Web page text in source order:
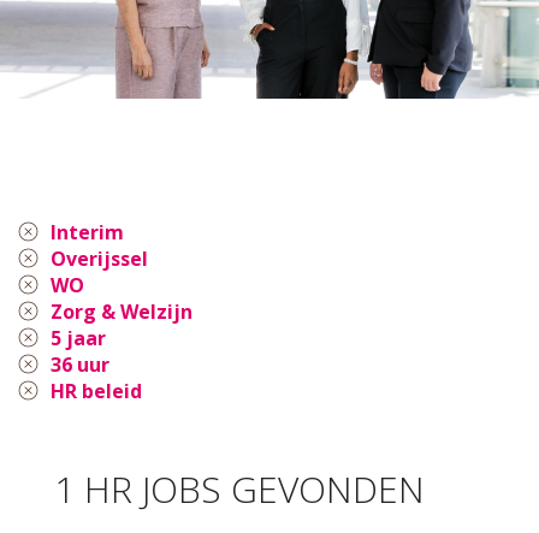
Interim
Overijssel
WO
Zorg & Welzijn
5 jaar
36 uur
HR beleid
1 HR JOBS GEVONDEN